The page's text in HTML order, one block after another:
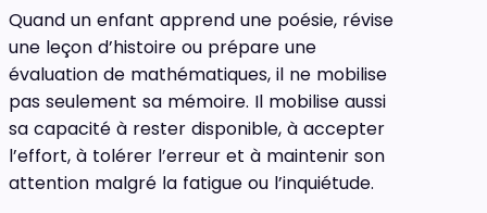
Quand un enfant apprend une poésie, révise
une leçon d’histoire ou prépare une
évaluation de mathématiques, il ne mobilise
pas seulement sa mémoire. Il mobilise aussi
sa capacité à rester disponible, à accepter
l’effort, à tolérer l’erreur et à maintenir son
attention malgré la fatigue ou l’inquiétude.